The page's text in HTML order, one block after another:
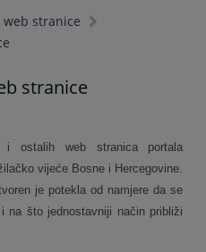
web stranice
stranice
ostalih web stranica portala
vijeće Bosne i Hercegovine.
je potekla od namjere da se
na što jednostavniji način približi